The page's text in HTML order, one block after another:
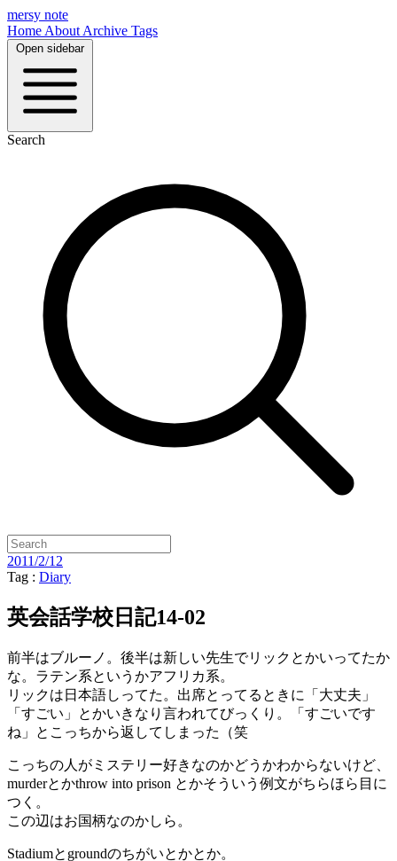
mersy note
Home About Archive Tags
Open sidebar
Search
2011/2/12
Tag : Diary
英会話学校日記14-02
前半はブルーノ。後半は新しい先生でリックとかいってたか
な。ラテン系というかアフリカ系。
リックは日本語しってた。出席とってるときに「大丈夫」
「すごい」とかいきなり言われてびっくり。「すごいです
ね」とこっちから返してしまった（笑
こっちの人がミステリー好きなのかどうかわからないけど、
murderとかthrow into prison とかそういう例文がちらほら目に
つく。
この辺はお国柄なのかしら。
Stadiumとgroundのちがいとかとか。